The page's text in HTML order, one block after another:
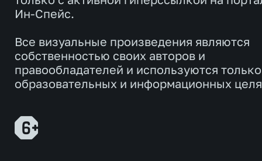
Ин-Спейс.
Все визуальные произведения являются
собственностью своих авторов и
правообладателей и используются
образовательных и информационных